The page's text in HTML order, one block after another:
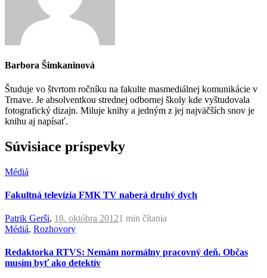
Barbora Šimkaninová
Študuje vo štvrtom ročníku na fakulte masmediálnej komunikácie v
Trnave. Je absolventkou strednej odbornej školy kde vyštudovala
fotografický dizajn. Miluje knihy a jedným z jej najväčších snov je
knihu aj napísať.
Súvisiace príspevky
Médiá
Fakultná televízia FMK TV naberá druhý dych
Patrik Gerši, 18. októbra 20121 min čítania
Médiá, Rozhovory
Redaktorka RTVS: Nemám normálny pracovný deň. Občas
musím byť ako detektív